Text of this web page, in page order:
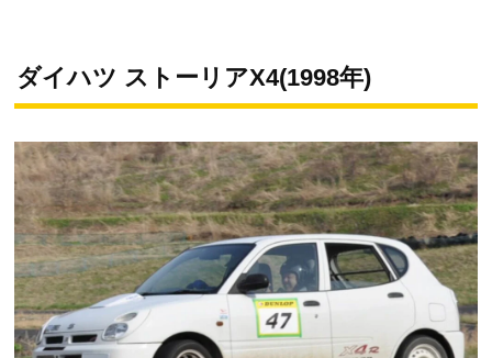
ダイハツ ストーリアX4(1998年)